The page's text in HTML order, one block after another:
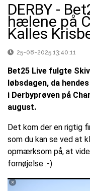
DERBY -
hælene på
Kalles
25-08-2025 13:40:11
Bet25 Live fulgte
løbsdagen, da
i Derbyprøven på
august.
Det kom der en rigtig
som du kan se ved at
opmærksom på, at
fornøjelse :-)